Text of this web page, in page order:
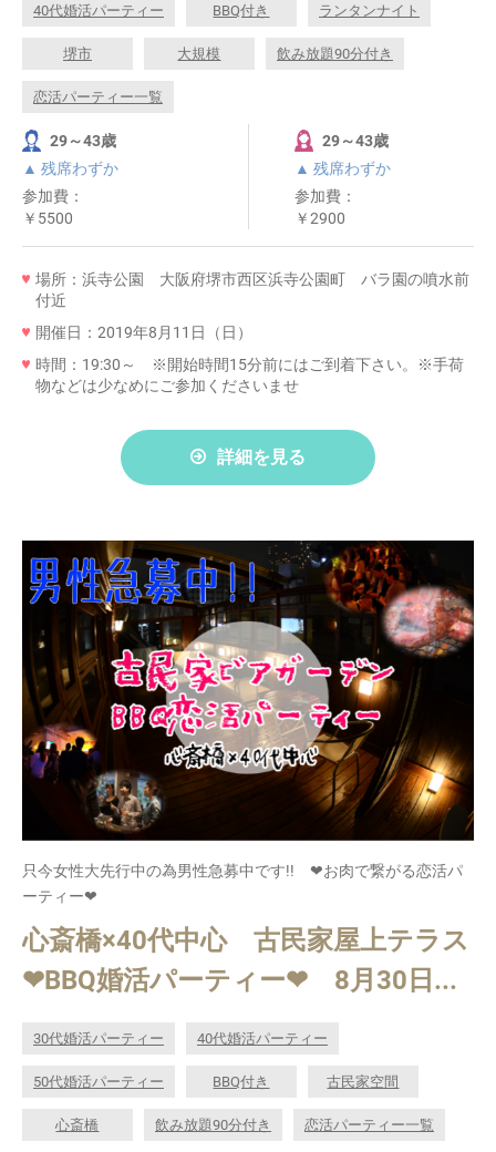
40代婚活パーティー BBQ付き ランタンナイト
堺市 大規模 飲み放題90分付き
恋活パーティー一覧
29～43歳
▲ 残席わずか
参加費：
￥5500
29～43歳
▲ 残席わずか
参加費：
￥2900
場所：浜寺公園 大阪府堺市西区浜寺公園町 バラ園の噴水前
付近
開催日：2019年8月11日（日）
時間：19:30～ ※開始時間15分前にはご到着下さい。※手荷
物などは少なめにご参加くださいませ
詳細を見る
只今女性大先行中の為男性急募中です!! ❤お肉で繋がる恋活パ
ーティー❤
心斎橋×40代中心 古民家屋上テラス
❤BBQ婚活パーティー❤ 8月30日...
30代婚活パーティー 40代婚活パーティー
50代婚活パーティー BBQ付き 古民家空間
心斎橋 飲み放題90分付き 恋活パーティー一覧